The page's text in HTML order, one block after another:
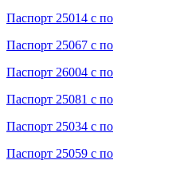
Паспорт 25014 с по
Паспорт 25067 с по
Паспорт 26004 с по
Паспорт 25081 с по
Паспорт 25034 с по
Паспорт 25059 с по